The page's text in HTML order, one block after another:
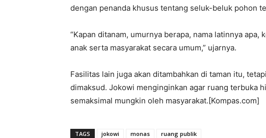
dengan penanda khusus tentang seluk-beluk pohon
“Kapan ditanam, umurnya berapa, nama latinnya
anak serta masyarakat secara umum,” ujarnya.
Fasilitas lain juga akan ditambahkan di taman itu,
dimaksud. Jokowi menginginkan agar ruang terbuka
semaksimal mungkin oleh masyarakat.[Kompas.com]
TAGS jokowi monas ruang publik